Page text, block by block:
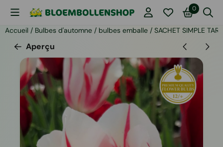
Les préférences de cookies sont actuellement fermées.
0
Accueil / Bulbes d'automne / bulbes emballe / SACHET SIMPLE
Aperçu